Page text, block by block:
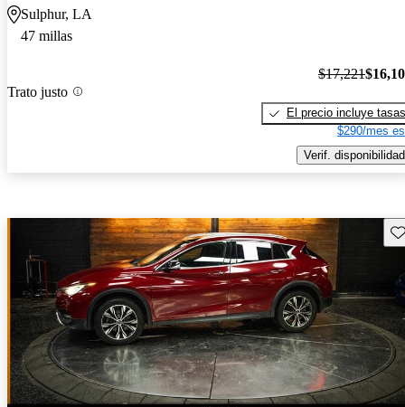
Sulphur, LA
47 millas
Trato justo
$17,221
El precio incluye tasas
$290/mes
Verif. disponibilidad